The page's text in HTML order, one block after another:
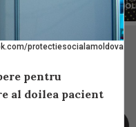
protectiesocialamoldova
pentru
al doilea pacient